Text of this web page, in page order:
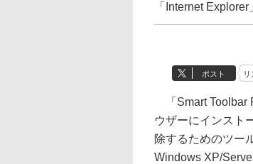
「Internet
ポスト リ
「Smart Toolbar
ウザーにインスト
除するためのツー
Windows XP/